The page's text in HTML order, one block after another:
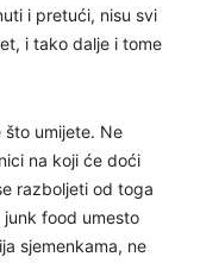
i pretući, nisu svi
i tako dalje i tome
što umijete. Ne
na koji će doći
razboljeti od toga
food umesto
sjemenkama, ne